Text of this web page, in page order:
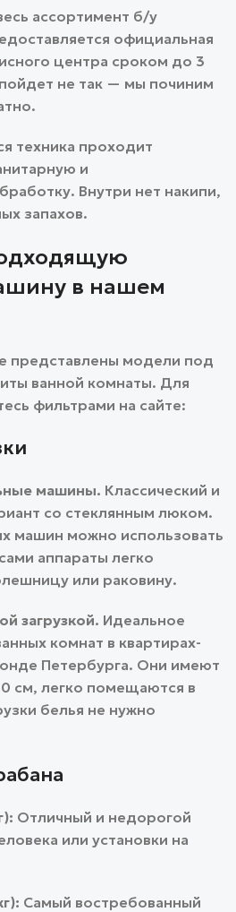
ассортимент б/у
официальная
центра сроком до 3
не так — мы починим
техника проходит
и
Внутри нет накипи,
запахов.
в нашем
представлены модели под
ванной комнаты. Для
фильтрами на сайте:
машины. Классический и
со стеклянным люком.
машин можно использовать
аппараты легко
или раковину.
загрузкой. Идеальное
комнат в квартирах-
Петербурга. Они имеют
см, легко помещаются в
белья не нужно
Отличный и недорогой
или установки на
Самый востребованный